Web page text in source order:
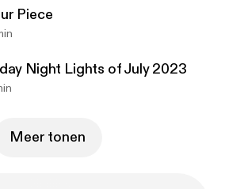
Piece
Night Lights of July 2023
Meer tonen